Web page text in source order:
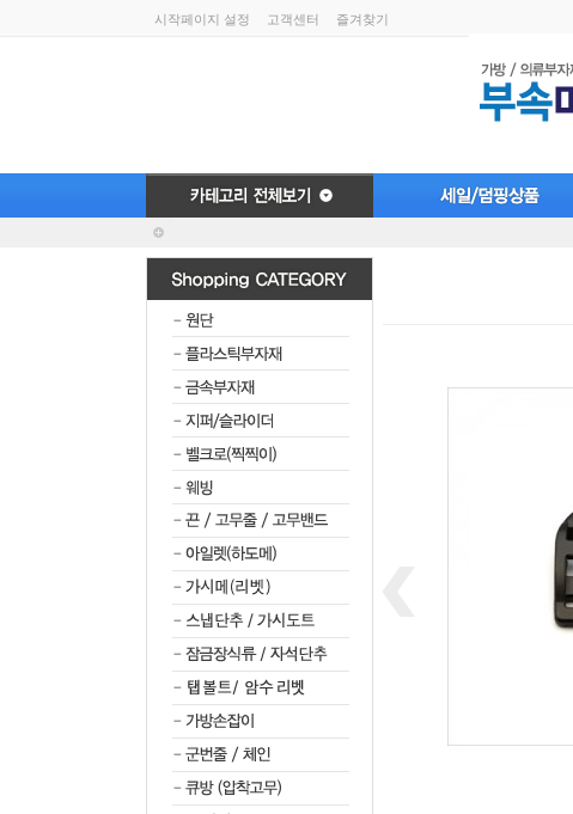
시작페이지 설정 고객센터 즐겨찾기